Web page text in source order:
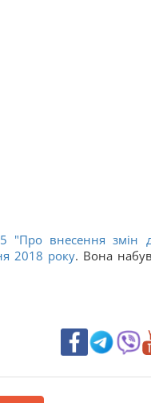
внесення змін
2018 року. Вона